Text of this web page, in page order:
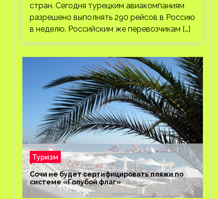
стран. Сегодня турецким авиакомпаниям
разрешено выполнять 290 рейсов в Россию
в неделю. Российским же перевозчикам […]
Туризм
Сочи не будет сертифицировать пляжи по
системе «Голубой флаг»